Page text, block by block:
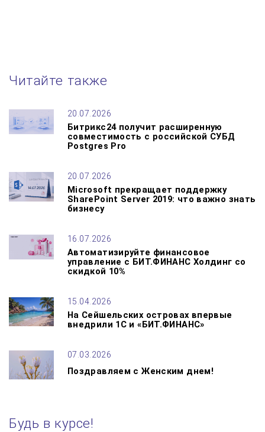
Читайте также
20.07.2026
Битрикс24 получит расширенную
совместимость с российской СУБД
Postgres Pro
20.07.2026
Microsoft прекращает поддержку
SharePoint Server 2019: что важно знать
бизнесу
16.07.2026
Автоматизируйте финансовое
управление с БИТ.ФИНАНС Холдинг со
скидкой 10%
15.04.2026
На Сейшельских островах впервые
внедрили 1С и «БИТ.ФИНАНС»
07.03.2026
Поздравляем с Женским днем!
Будь в курсе!